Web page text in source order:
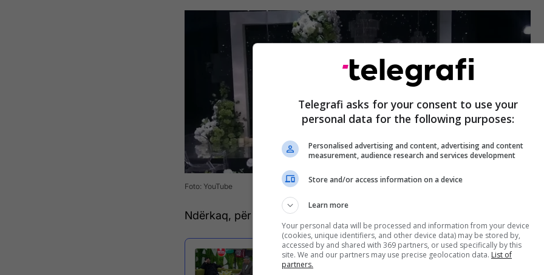
Foto: YouTube
Ndërkaq, për të performuar është zgjedhur këngëtari i njohur, Gena.
Telegrafi asks for your consent to use your
personal data for the following purposes:
Personalised advertising and content, advertising and content
measurement, audience research and services development
Store and/or access information on a device
Learn more
Your personal data will be processed and information from your device
(cookies, unique identifiers, and other device data) may be stored by,
accessed by and shared with 369 partners, or used specifically by this
site. We and our partners may use precise geolocation data. List of
partners.